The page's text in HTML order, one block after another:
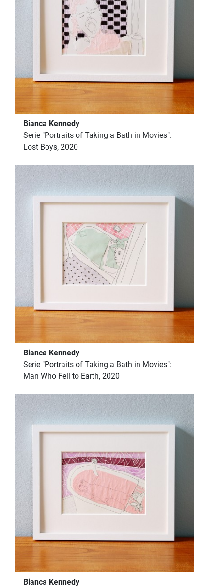
Bianca Kennedy
Serie "Portraits of Taking a Bath in Movies":
Lost Boys, 2020
Bianca Kennedy
Serie "Portraits of Taking a Bath in Movies":
Man Who Fell to Earth, 2020
Bianca Kennedy